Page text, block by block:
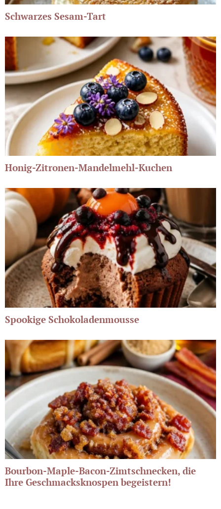
Schwarzes Sesam-Tart
Honig-Zitronen-Mandelmehl-Kuchen
Spookige Schokoladenmousse
Bourbon-Maple-Bacon-Zimtschnecken, die
Ihre Geschmacksknospen begeistern!